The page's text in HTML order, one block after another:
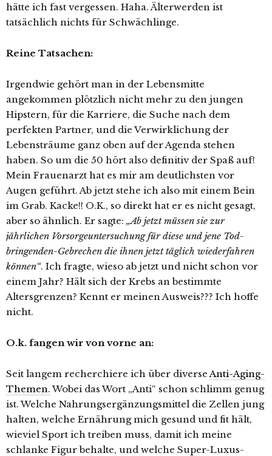
hätte ich fast vergessen. Haha. Älterwerden ist
tatsächlich nichts für Schwächlinge.
Reine Tatsachen:
Irgendwie gehört man in der Lebensmitte
angekommen plötzlich nicht mehr zu den jungen
Hipstern, für die Karriere, die Suche nach dem
perfekten Partner, und die Verwirklichung der
Lebensträume ganz oben auf der Agenda stehen
haben. So um die 50 hört also definitiv der Spaß auf!
Mein Frauenarzt hat es mir am deutlichsten vor
Augen geführt. Ab jetzt stehe ich also mit einem Bein
im Grab. Kacke!! O.K., so direkt hat er es nicht gesagt,
aber so ähnlich. Er sagte: „Ab jetzt müssen sie zur
jährlichen Vorsorgeuntersuchung für diese und jene Tod-
bringenden-Gebrechen die ihnen jetzt täglich wiederfahren
können“. Ich fragte, wieso ab jetzt und nicht schon vor
einem Jahr? Hält sich der Krebs an bestimmte
Altersgrenzen? Kennt er meinen Ausweis??? Ich hoffe
nicht.
O.k. fangen wir von vorne an:
Seit langem recherchiere ich über diverse Anti-Aging-
Themen.Wobei das Wort „Anti“ schon schlimm genug
ist. Welche Nahrungsergänzungsmittel die Zellen jung
halten, welche Ernährung mich gesund und fit hält,
wieviel Sport ich treiben muss, damit ich meine
schlanke Figur behalte, und welche Super-Luxus-